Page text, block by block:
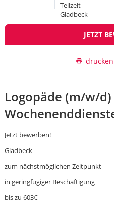
Teilzeit
Gladbeck
JETZT
drucken
Logopäde (m/w/
Jetzt bewerben!
Gladbeck
zum nächstmöglichen Zeitpunkt
in geringfügiger Beschäftigung
bis zu 603€